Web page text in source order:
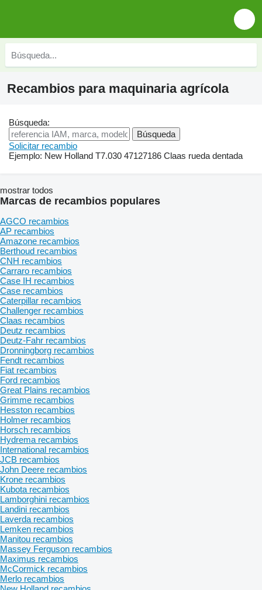
Recambios para maquinaria agrícola
Búsqueda:
Solicitar recambio
Ejemplo: New Holland T7.030 47127186 Claas rueda dentada
mostrar todos
Marcas de recambios populares
AGCO recambios
AP recambios
Amazone recambios
Berthoud recambios
CNH recambios
Carraro recambios
Case IH recambios
Case recambios
Caterpillar recambios
Challenger recambios
Claas recambios
Deutz recambios
Deutz-Fahr recambios
Dronningborg recambios
Fendt recambios
Fiat recambios
Ford recambios
Great Plains recambios
Grimme recambios
Hesston recambios
Holmer recambios
Horsch recambios
Hydrema recambios
International recambios
JCB recambios
John Deere recambios
Krone recambios
Kubota recambios
Lamborghini recambios
Landini recambios
Laverda recambios
Lemken recambios
Manitou recambios
Massey Ferguson recambios
Maximus recambios
McCormick recambios
Merlo recambios